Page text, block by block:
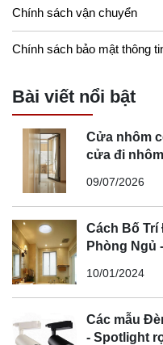
Chính sách vận chuyển
Chính sách bảo mật thông
Bài viết nổi bật
Cửa nhôm
cửa đi
09/07/2026
Cách Bố Trí
Phòng Ngủ
10/01/2024
Các mẫu
- Spotlight